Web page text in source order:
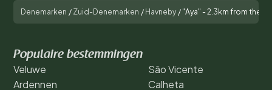
Denemarken / Zuid-Denemarken / Havneby / "Aya" - 2.3km from the
Populaire bestemmingen
Veluwe
Ardennen
São Vicente
Calheta